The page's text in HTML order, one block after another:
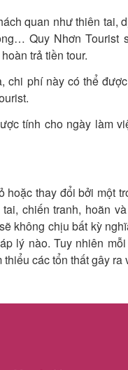
quan như thiên tai,
Quy Nhơn Tourist
trả tiền tour.
chi phí này có thể
tính cho ngày làm
thay đổi bởi một
chiến tranh, hoãn
không chịu bất kỳ
lý nào. Tuy nhiên
các tổn thất gây ra